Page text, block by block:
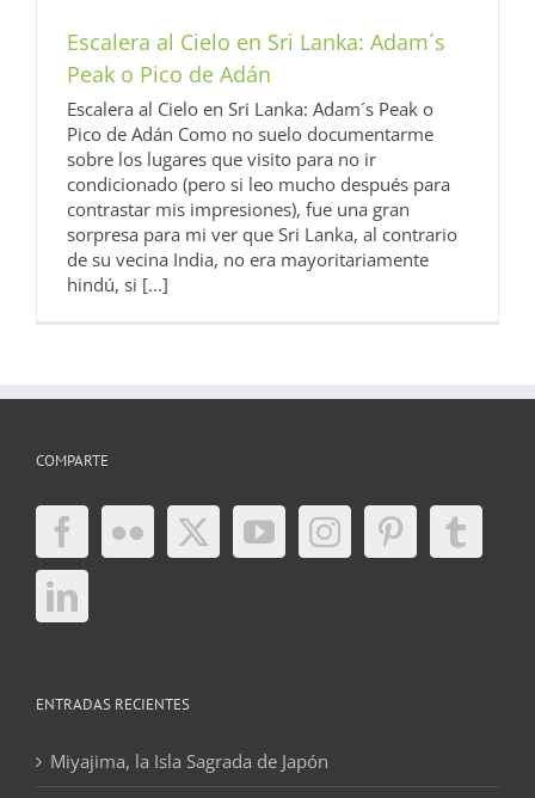
Escalera al Cielo en Sri Lanka: Adam´s
Peak o Pico de Adán
Escalera al Cielo en Sri Lanka: Adam´s Peak o
Pico de Adán Como no suelo documentarme
sobre los lugares que visito para no ir
condicionado (pero si leo mucho después para
contrastar mis impresiones), fue una gran
sorpresa para mi ver que Sri Lanka, al contrario
de su vecina India, no era mayoritariamente
hindú, si [...]
COMPARTE
ENTRADAS RECIENTES
Miyajima, la Isla Sagrada de Japón